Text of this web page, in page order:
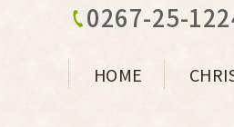
0267-25-
HOME